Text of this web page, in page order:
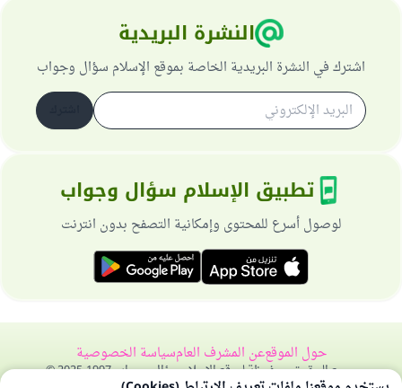
النشرة البريدية
اشترك في النشرة البريدية الخاصة بموقع الإسلام سؤال وجواب
تطبيق الإسلام سؤال وجواب
لوصول أسرع للمحتوى وإمكانية التصفح بدون انترنت
حول الموقععن المشرف العامسياسة الخصوصية
جميع الحقوق محفوظة لموقع الإسلام سؤال وجواب 1997-2025 ©